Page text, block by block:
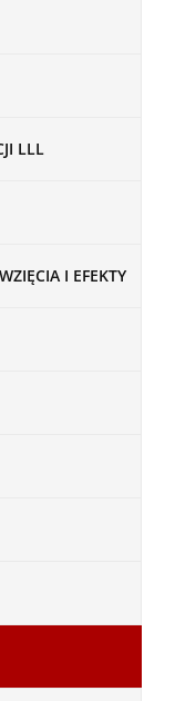
LLL
I EFEKTY